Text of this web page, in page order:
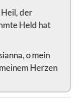
der
Held hat
o mein
Herzen